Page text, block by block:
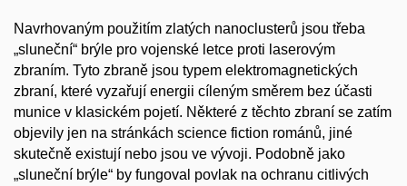
Navrhovaným použitím zlatých nanoclusterů jsou třeba
„sluneční“ brýle pro vojenské letce proti laserovým
zbraním. Tyto zbraně jsou typem elektromagnetických
zbraní, které vyzařují energii cíleným směrem bez účasti
munice v klasickém pojetí. Některé z těchto zbraní se zatím
objevily jen na stránkách science fiction románů, jiné
skutečně existují nebo jsou ve vývoji. Podobně jako
„sluneční brýle“ by fungoval povlak na ochranu citlivých